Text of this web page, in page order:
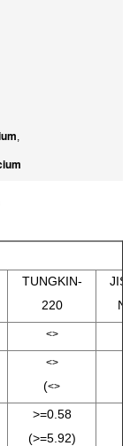
,
TUNGKIN-
220
JIS
<>
<>
(<>
>=0.58
(>=5.92)